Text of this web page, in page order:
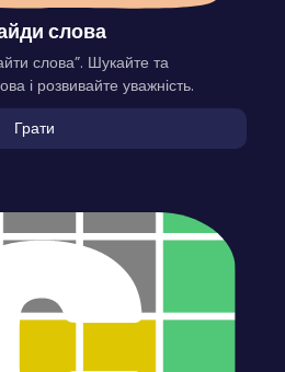
слова
слова”. Шукайте та
і розвивайте уважність.
Грати